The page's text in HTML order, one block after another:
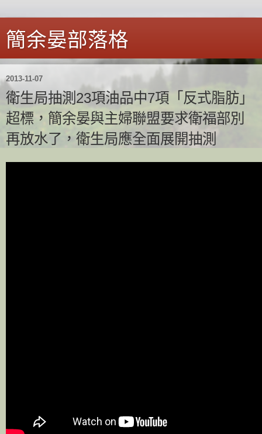
簡余晏部落格
2013-11-07
衛生局抽測23項油品中7項「反式脂肪」
超標，簡余晏與主婦聯盟要求衛福部別
再放水了，衛生局應全面展開抽測